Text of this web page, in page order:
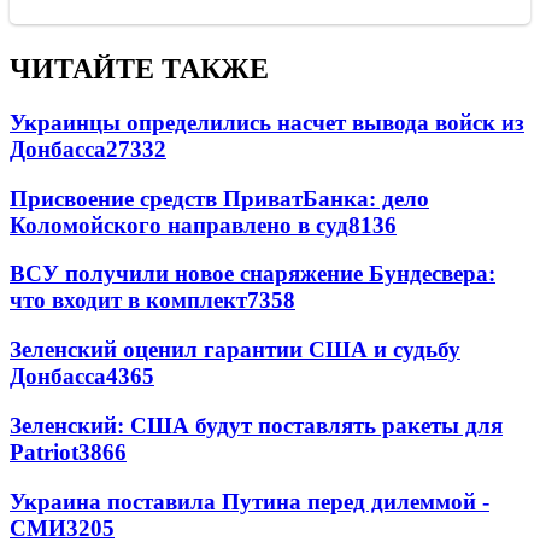
ЧИТАЙТЕ ТАКЖЕ
Украинцы определились насчет вывода войск из
Донбасса27332
Присвоение средств ПриватБанка: дело
Коломойского направлено в суд8136
ВСУ получили новое снаряжение Бундесвера:
что входит в комплект7358
Зеленский оценил гарантии США и судьбу
Донбасса4365
Зеленский: США будут поставлять ракеты для
Patriot3866
Украина поставила Путина перед дилеммой -
СМИ3205